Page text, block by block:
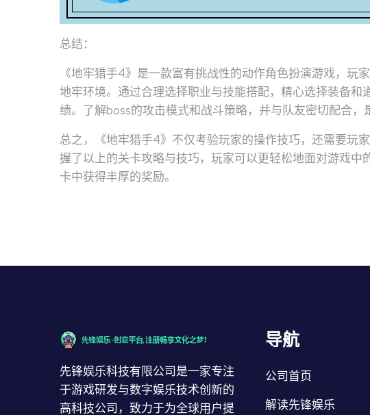
总结：
《地牢猎手4》是一款富有挑战性的动作角色扮演游戏，玩
地牢环境。通过合理选择职业与技能搭配，精心选择装备和
绩。了解boss的攻击模式和战斗策略，并与队友密切配合，
总之，《地牢猎手4》不仅考验玩家的操作技巧，还需要玩
握了以上的关卡攻略与技巧，玩家可以更轻松地面对游戏中
卡中获得丰厚的奖励。
先锋娱乐科技有限公司是一家专注
于游戏研发与数字娱乐技术创新的
高科技公司，致力于为全球用户提
导航
公司首页
解读先锋娱乐